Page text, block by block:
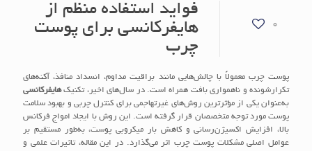
0
فواید استفاده منظم از
هایفرکانسی برای پوست
چرب
پوست چرب معمولاً با چالش‌هایی مانند براقیت مداوم، انسداد منافذ، آکنه‌های
تکرارشونده و ناهمواری بافت همراه است. در سال‌های اخیر، تکنیکهایفرکانسی
به‌عنوان یکی از مؤثرترین روش‌های غیرتهاجمی برای کنترل چربی و بهبود سلامت
پوست مورد توجه متخصصان قرار گرفته است. این روش با ایجاد امواج فرکانس
بالا، افزایش اکسیژن‌رسانی و کاهش بار میکروبی پوست، به‌طور مستقیم بر
عوامل اصلی مشکلات پوست چرب اثر می‌گذارد. در این مقاله، تاثیرات علمی و